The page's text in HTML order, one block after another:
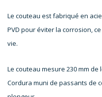
Le couteau est fabriqué en
PVD pour éviter la corrosion,
vie.
Le couteau mesure 230 mm
Cordura muni de passants de